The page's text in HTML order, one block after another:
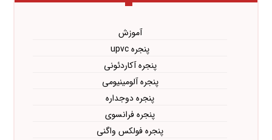
آموزش
پنجره upvc
پنجره آکاردئونی
پنجره آلومینیومی
پنجره دوجداره
پنجره فرانسوی
پنجره فولکس واگنی